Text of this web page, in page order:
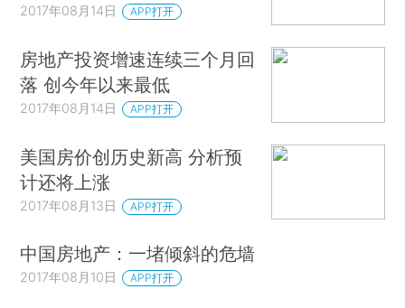
2017年08月14日 APP打开
房地产投资增速连续三个月回
落 创今年以来最低
2017年08月14日 APP打开
美国房价创历史新高 分析预
计还将上涨
2017年08月13日 APP打开
中国房地产：一堵倾斜的危墙
2017年08月10日 APP打开